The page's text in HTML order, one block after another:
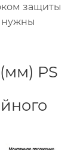
защиты
нужны
PS